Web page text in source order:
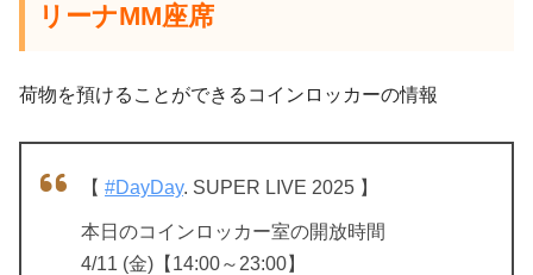
リーナMM座席
荷物を預けることができるコインロッカーの情報
【 #DayDay. SUPER LIVE 2025 】
本日のコインロッカー室の開放時間
4/11 (金)【14:00～23:00】